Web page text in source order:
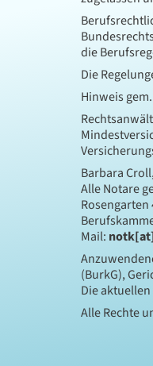
die
Die
Hinweis
Barbara
Alle Notare
Rosengarten
Mail:
(BurkG),
Die
Alle Rechte